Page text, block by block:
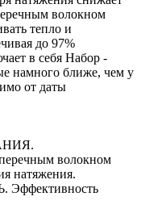
волокном
тепло и
до 97%
в себя Набор -
намного ближе, чем у
от даты
волокном
натяжения.